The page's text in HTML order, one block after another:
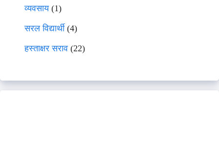
व्यवसाय(1)
सरल विद्यार्थी(4)
हस्ताक्षर सराव (22)